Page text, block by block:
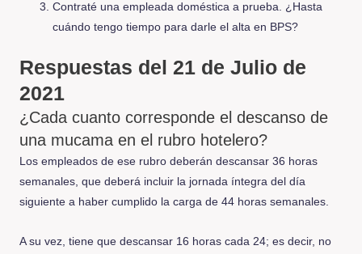
Contraté una empleada doméstica a prueba. ¿Hasta
cuándo tengo tiempo para darle el alta en BPS?
Respuestas del 21 de Julio de
2021
¿Cada cuanto corresponde el descanso de
una mucama en el rubro hotelero?
Los empleados de ese rubro deberán descansar 36 horas
semanales, que deberá incluir la jornada íntegra del día
siguiente a haber cumplido la carga de 44 horas semanales.
A su vez, tiene que descansar 16 horas cada 24; es decir, no